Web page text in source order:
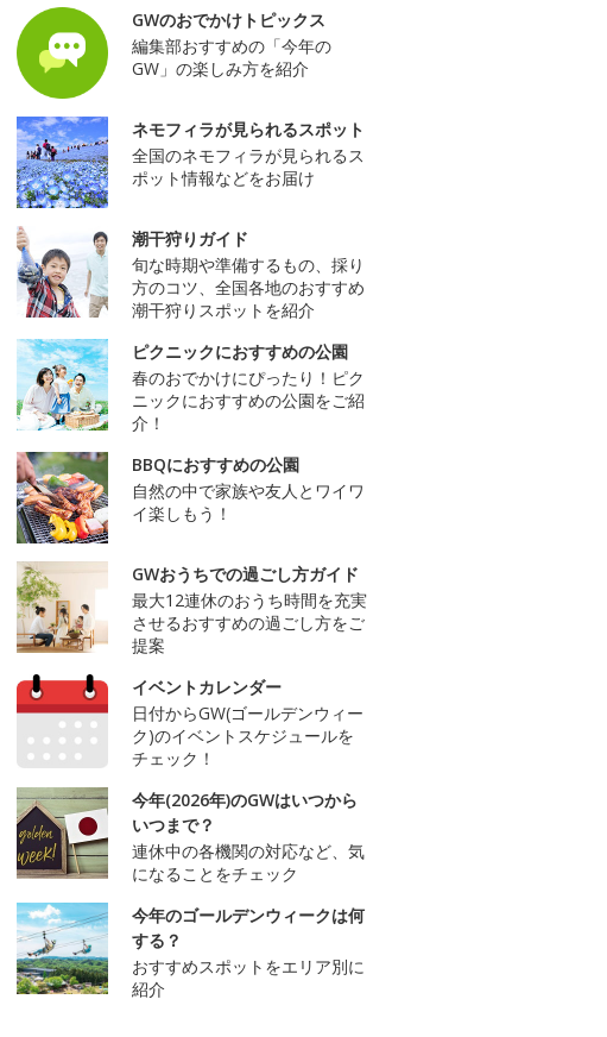
GWのおでかけトピックス
編集部おすすめの「今年の
GW」の楽しみ方を紹介
ネモフィラが見られるスポット
全国のネモフィラが見られるス
ポット情報などをお届け
潮干狩りガイド
旬な時期や準備するもの、採り
方のコツ、全国各地のおすすめ
潮干狩りスポットを紹介
ピクニックにおすすめの公園
春のおでかけにぴったり！ピク
ニックにおすすめの公園をご紹
介！
BBQにおすすめの公園
自然の中で家族や友人とワイワ
イ楽しもう！
GWおうちでの過ごし方ガイド
最大12連休のおうち時間を充実
させるおすすめの過ごし方をご
提案
イベントカレンダー
日付からGW(ゴールデンウィー
ク)のイベントスケジュールを
チェック！
今年(2026年)のGWはいつから
いつまで？
連休中の各機関の対応など、気
になることをチェック
今年のゴールデンウィークは何
する？
おすすめスポットをエリア別に
紹介